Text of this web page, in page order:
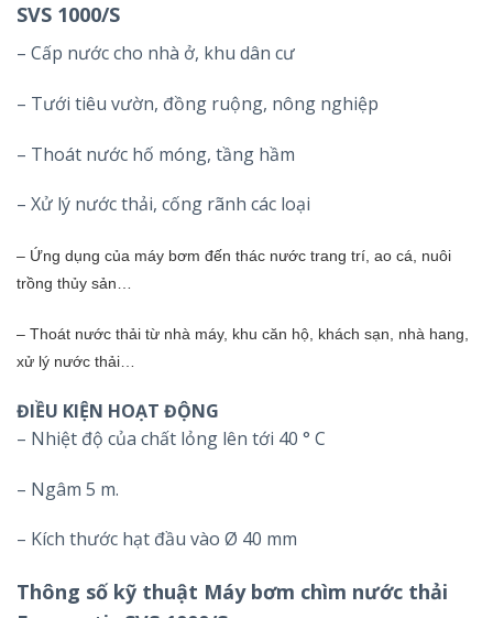
SVS 1000/S
– Cấp nước cho nhà ở, khu dân cư
– Tưới tiêu vườn, đồng ruộng, nông nghiệp
– Thoát nước hố móng, tầng hầm
– Xử lý nước thải, cống rãnh các loại
– Ứng dụng của máy bơm đến thác nước trang trí, ao cá, nuôi
trồng thủy sản…
– Thoát nước thải từ nhà máy, khu căn hộ, khách sạn, nhà hang,
xử lý nước thải…
ĐIỀU KIỆN HOẠT ĐỘNG
– Nhiệt độ của chất lỏng lên tới 40 ° C
– Ngâm 5 m.
– Kích thước hạt đầu vào Ø 40 mm
Thông số kỹ thuật Máy bơm chìm nước thải